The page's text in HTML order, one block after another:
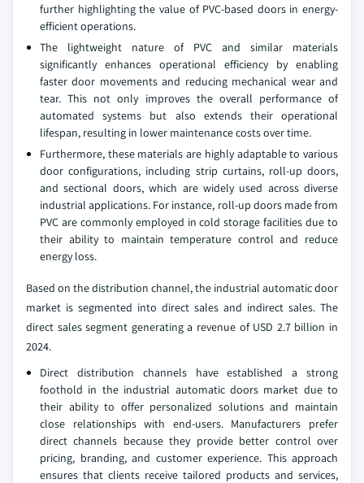
further highlighting the value of PVC-based doors in energy-
efficient operations.
The lightweight nature of PVC and similar materials
significantly enhances operational efficiency by enabling
faster door movements and reducing mechanical wear and
tear. This not only improves the overall performance of
automated systems but also extends their operational
lifespan, resulting in lower maintenance costs over time.
Furthermore, these materials are highly adaptable to various
door configurations, including strip curtains, roll-up doors,
and sectional doors, which are widely used across diverse
industrial applications. For instance, roll-up doors made from
PVC are commonly employed in cold storage facilities due to
their ability to maintain temperature control and reduce
energy loss.
Based on the distribution channel, the industrial automatic door
market is segmented into direct sales and indirect sales. The
direct sales segment generating a revenue of USD 2.7 billion in
2024.
Direct distribution channels have established a strong
foothold in the industrial automatic doors market due to
their ability to offer personalized solutions and maintain
close relationships with end-users. Manufacturers prefer
direct channels because they provide better control over
pricing, branding, and customer experience. This approach
ensures that clients receive tailored products and services,